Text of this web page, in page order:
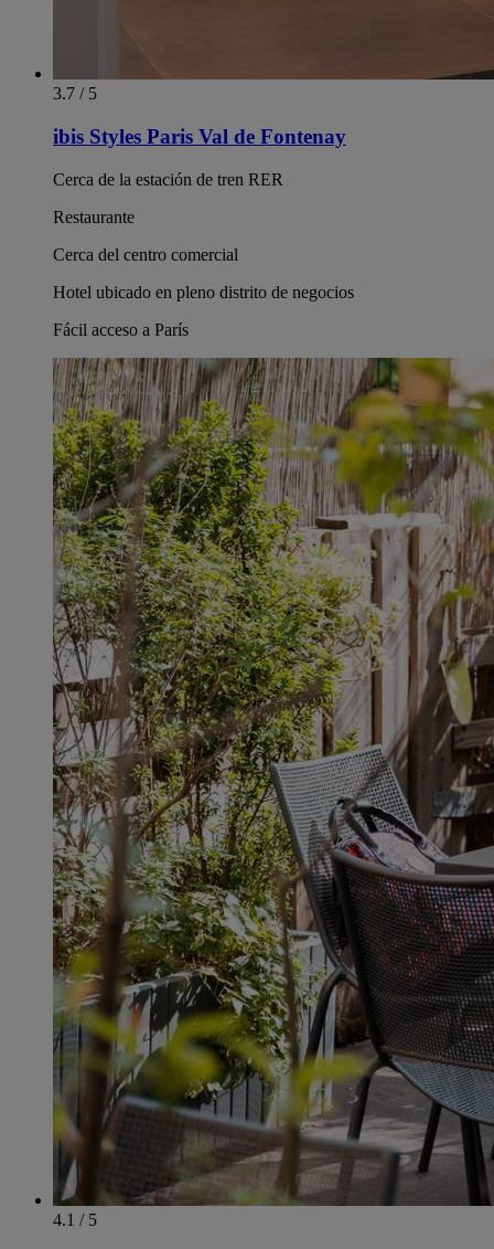
3.7 / 5
ibis Styles Paris Val de Fontenay
Cerca de la estación de tren RER
Restaurante
Cerca del centro comercial
Hotel ubicado en pleno distrito de negocios
Fácil acceso a París
4.1 / 5